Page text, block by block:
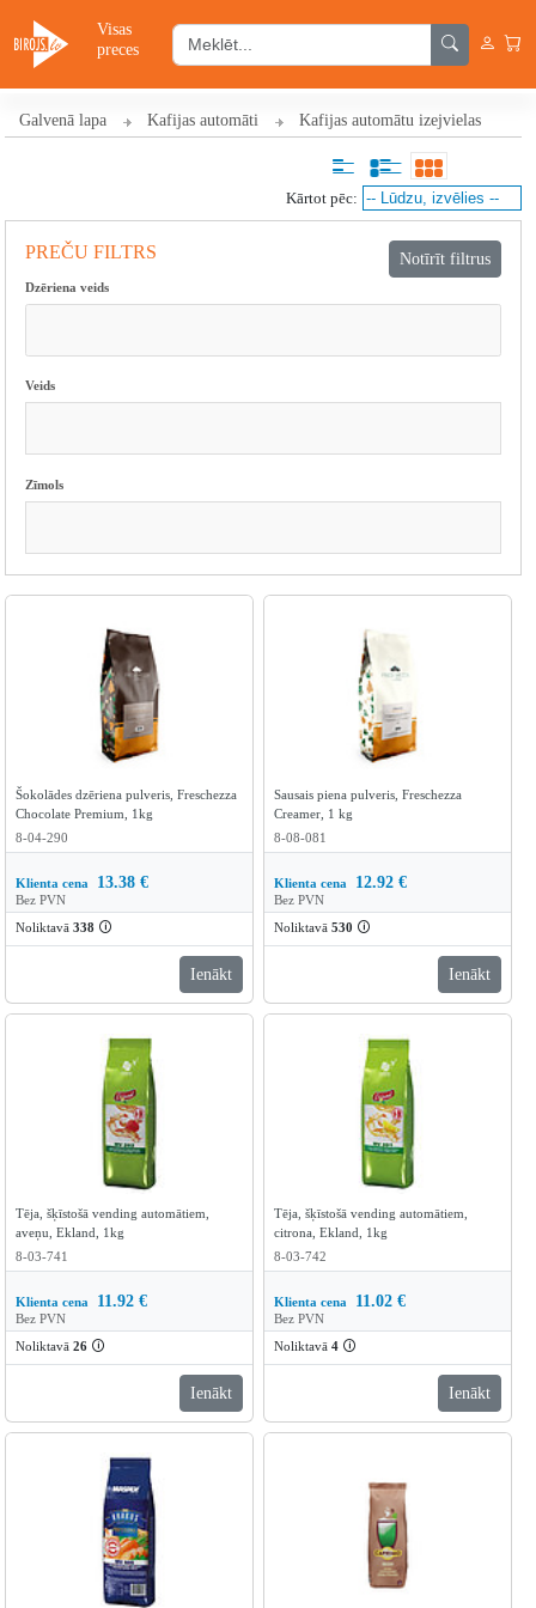
Visas
preces
Galvenā lapa Kafijas automāti Kafijas automātu izejvielas
Kārtot pēc:
PREČU FILTRS
Dzēriena veids
Veids
Zīmols
Šokolādes dzēriena pulveris, Freschezza
Chocolate Premium, 1kg
8-04-290
Klienta cena 13.38 €
Bez PVN
Noliktavā 338 🛈
Ienākt
Sausais piena pulveris, Freschezza
Creamer, 1 kg
8-08-081
Klienta cena 12.92 €
Bez PVN
Noliktavā 530 🛈
Ienākt
Tēja, šķīstošā vending automātiem,
aveņu, Ekland, 1kg
8-03-741
Klienta cena 11.92 €
Bez PVN
Noliktavā 26 🛈
Ienākt
Tēja, šķīstošā vending automātiem,
citrona, Ekland, 1kg
8-03-742
Klienta cena 11.02 €
Bez PVN
Noliktavā 4 🛈
Ienākt